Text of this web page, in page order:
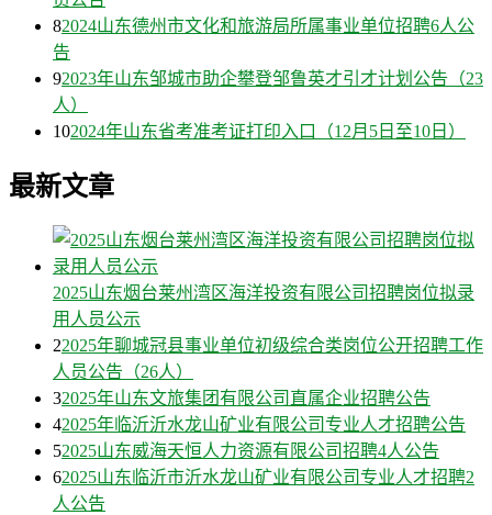
82024山东德州市文化和旅游局所属事业单位招聘6人公
告
92023年山东邹城市助企攀登邹鲁英才引才计划公告（23
人）
102024年山东省考准考证打印入口（12月5日至10日）
最新文章
2025山东烟台莱州湾区海洋投资有限公司招聘岗位拟录
用人员公示
22025年聊城冠县事业单位初级综合类岗位公开招聘工作
人员公告（26人）
32025年山东文旅集团有限公司直属企业招聘公告
42025年临沂沂水龙山矿业有限公司专业人才招聘公告
52025山东威海天恒人力资源有限公司招聘4人公告
62025山东临沂市沂水龙山矿业有限公司专业人才招聘2
人公告